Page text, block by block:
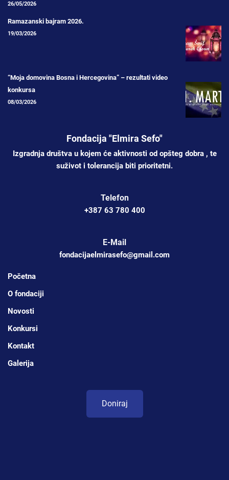
26/05/2026
Ramazanski bajram 2026.
19/03/2026
“Moja domovina Bosna i Hercegovina” – rezultati video
konkursa
08/03/2026
Fondacija "Elmira Sefo"
Izgradnja društva u kojem će aktivnosti od opšteg dobra , te
suživot i tolerancija biti prioritetni.
Telefon
+387 63 780 400
E-Mail
fondacijaelmirasefo@gmail.com
Početna
O fondaciji
Novosti
Konkursi
Kontakt
Galerija
Doniraj